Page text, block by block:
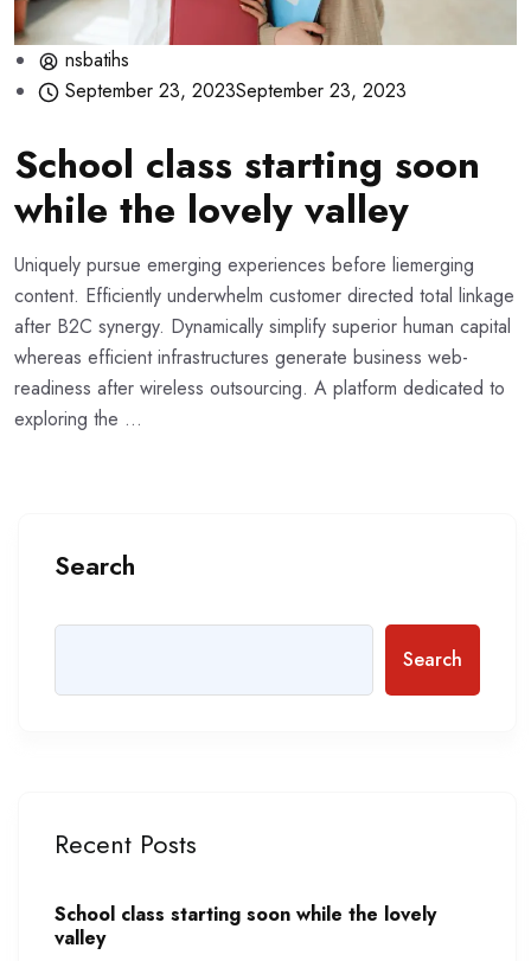
nsbatihs
September 23, 2023September 23, 2023
School class starting soon
while the lovely valley
Uniquely pursue emerging experiences before liemerging
content. Efficiently underwhelm customer directed total linkage
after B2C synergy. Dynamically simplify superior human capital
whereas efficient infrastructures generate business web-
readiness after wireless outsourcing. A platform dedicated to
exploring the ...
Search
Search
Recent Posts
School class starting soon while the lovely
valley